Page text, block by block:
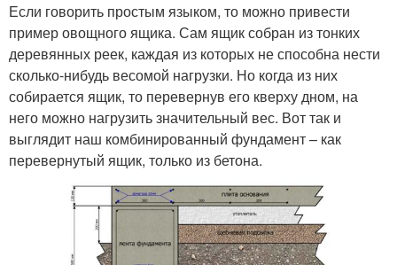
Если говорить простым языком, то можно привести
пример овощного ящика. Сам ящик собран из тонких
деревянных реек, каждая из которых не способна нести
сколько-нибудь весомой нагрузки. Но когда из них
собирается ящик, то перевернув его кверху дном, на
него можно нагрузить значительный вес. Вот так и
выглядит наш комбинированный фундамент – как
перевернутый ящик, только из бетона.